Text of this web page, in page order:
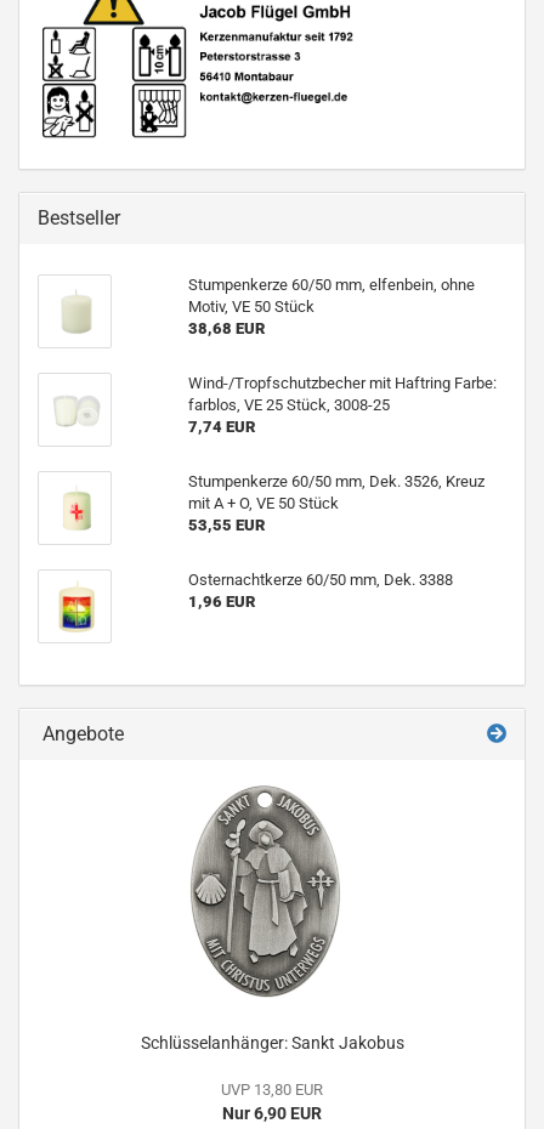
Bestseller
Stumpenkerze 60/50 mm, elfenbein, ohne
Motiv, VE 50 Stück
38,68 EUR
Wind-/Tropfschutzbecher mit Haftring Farbe:
farblos, VE 25 Stück, 3008-25
7,74 EUR
Stumpenkerze 60/50 mm, Dek. 3526, Kreuz
mit A + O, VE 50 Stück
53,55 EUR
Osternachtkerze 60/50 mm, Dek. 3388
1,96 EUR
Angebote
Schlüsselanhänger: Sankt Jakobus
UVP 13,80 EUR
Nur 6,90 EUR